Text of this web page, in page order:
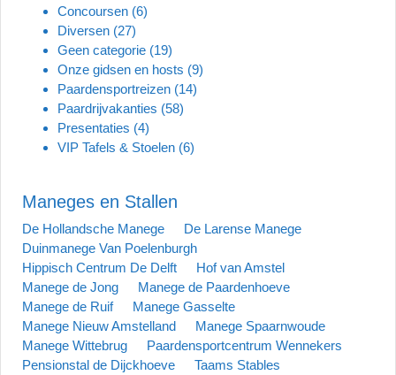
Concoursen (6)
Diversen (27)
Geen categorie (19)
Onze gidsen en hosts (9)
Paardensportreizen (14)
Paardrijvakanties (58)
Presentaties (4)
VIP Tafels & Stoelen (6)
Maneges en Stallen
De Hollandsche Manege
De Larense Manege
Duinmanege Van Poelenburgh
Hippisch Centrum De Delft
Hof van Amstel
Manege de Jong
Manege de Paardenhoeve
Manege de Ruif
Manege Gasselte
Manege Nieuw Amstelland
Manege Spaarnwoude
Manege Wittebrug
Paardensportcentrum Wennekers
Pensionstal de Dijckhoeve
Taams Stables